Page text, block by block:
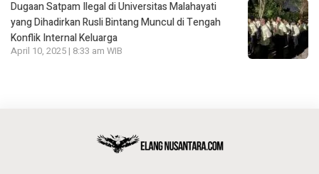
Dugaan Satpam Ilegal di Universitas Malahayati
yang Dihadirkan Rusli Bintang Muncul di Tengah
Konflik Internal Keluarga
April 10, 2025 | 8:33 am WIB